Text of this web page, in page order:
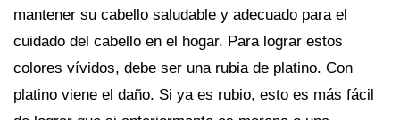
mantener su cabello saludable y adecuado para el
cuidado del cabello en el hogar. Para lograr estos
colores vívidos, debe ser una rubia de platino. Con
platino viene el daño. Si ya es rubio, esto es más fácil